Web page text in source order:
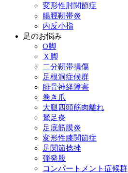
変形性肘関節症
腸脛靭帯炎
内反小指
足のお悩み
О脚
Ｘ脚
二分靭帯損傷
足根洞症候群
腓骨神経障害
巻き爪
大腿四頭筋肉離れ
鵞足炎
足底筋膜炎
変形性膝関節症
足関節捻挫
弾発股
コンパートメント症候群